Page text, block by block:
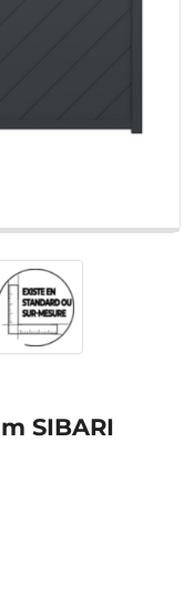
SIBARI